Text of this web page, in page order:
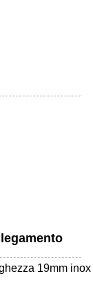
19mm inox